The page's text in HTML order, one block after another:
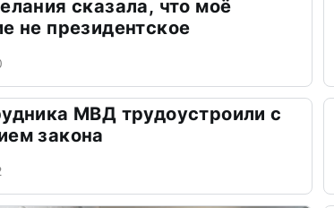
сказала, что моё
не президентское
МВД трудоустроили с
закона